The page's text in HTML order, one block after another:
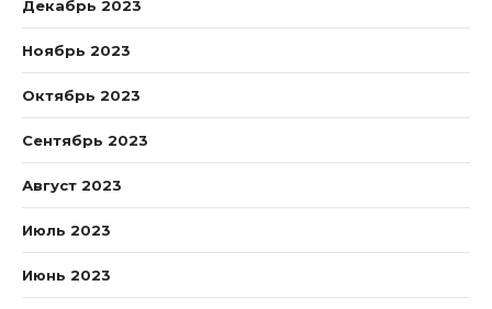
Декабрь 2023
Ноябрь 2023
Октябрь 2023
Сентябрь 2023
Август 2023
Июль 2023
Июнь 2023